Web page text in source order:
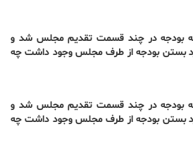
بودجه در چند قسمت تقدیم مجلس شد و
بستن بودجه از طرف مجلس وجود داشت چه
بودجه در چند قسمت تقدیم مجلس شد و
بستن بودجه از طرف مجلس وجود داشت چه